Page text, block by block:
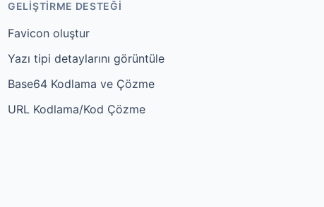
GELIŞTIRME DESTEĞI
Favicon oluştur
Yazı tipi detaylarını görüntüle
Base64 Kodlama ve Çözme
URL Kodlama/Kod Çözme